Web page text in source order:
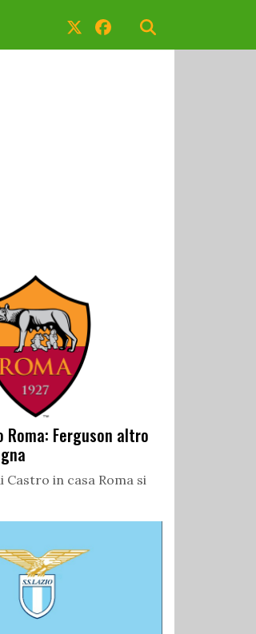
Roma: Ferguson altro
in casa Roma si